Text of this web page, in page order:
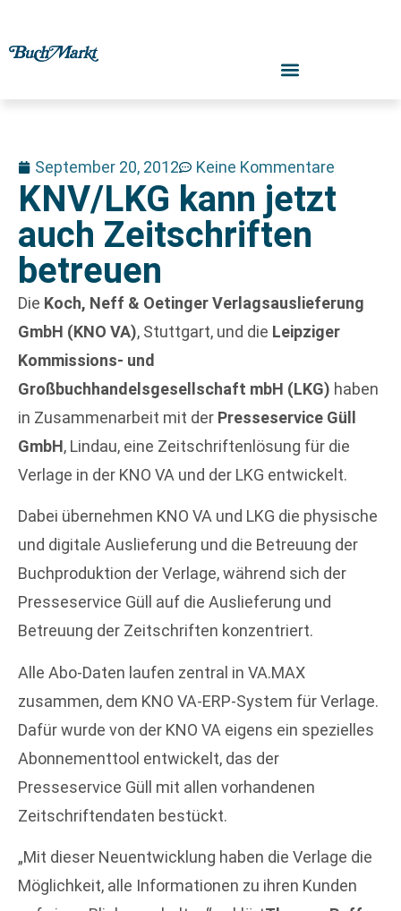
September 20, 2012 Keine Kommentare
KNV/LKG kann jetzt
auch Zeitschriften
betreuen
Die Koch, Neff & Oetinger Verlagsauslieferung
GmbH (KNO VA), Stuttgart, und die Leipziger
Kommissions- und
Großbuchhandelsgesellschaft mbH (LKG) haben
in Zusammenarbeit mit der Presseservice Güll
GmbH, Lindau, eine Zeitschriftenlösung für die
Verlage in der KNO VA und der LKG entwickelt.
Dabei übernehmen KNO VA und LKG die physische
und digitale Auslieferung und die Betreuung der
Buchproduktion der Verlage, während sich der
Presseservice Güll auf die Auslieferung und
Betreuung der Zeitschriften konzentriert.
Alle Abo-Daten laufen zentral in VA.MAX
zusammen, dem KNO VA-ERP-System für Verlage.
Dafür wurde von der KNO VA eigens ein spezielles
Abonnementtool entwickelt, das der
Presseservice Güll mit allen vorhandenen
Zeitschriftendaten bestückt.
„Mit dieser Neuentwicklung haben die Verlage die
Möglichkeit, alle Informationen zu ihren Kunden